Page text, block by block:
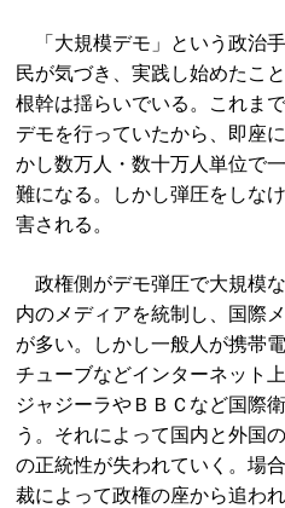
「大規模デモ」という政治
民が気づき、実践し始めたこ
根幹は揺らいでいる。これま
デモを行っていたから、即座
かし数万人・数十万人単位で
難になる。しかし弾圧をしな
害される。
政権側がデモ弾圧で大規模
内のメディアを統制し、国際
が多い。しかし一般人が携帯
チューブなどインターネット
ジャジーラやＢＢＣなど国際
う。それによって国内と外国
の正統性が失われていく。場
裁によって政権の座から追わ